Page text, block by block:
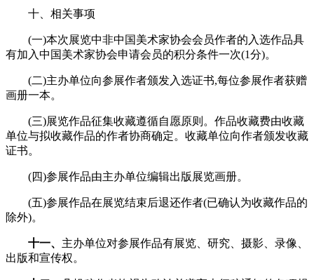
十、相关事项
(一)本次展览中非中国美术家协会会员作者的入选作品具
有加入中国美术家协会申请会员的积分条件一次(1分)。
(二)主办单位向参展作者颁发入选证书,每位参展作者获赠
画册一本。
(三)展览作品征集收藏遵循自愿原则。作品收藏费由收藏
单位与拟收藏作品的作者协商确定。收藏单位向作者颁发收藏
证书。
(四)参展作品由主办单位编辑出版展览画册。
(五)参展作品在展览结束后退还作者(已确认为收藏作品的
除外)。
十一、 主办单位对参展作品有展览、研究、摄影、录像、
出版和宣传权。